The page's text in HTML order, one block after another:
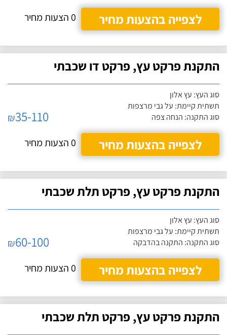
לצפייה בהצעות מחיר
0 הצעות מחיר
התקנת פרקט עץ, פרקט דו שכבתי
סוג העץ: עץ אלון
תשתית קיימת: על גבי מרצפות
סוג התקנה: הנחה צפה
₪35-110
לצפייה בהצעות מחיר
0 הצעות מחיר
התקנת פרקט עץ, פרקט תלת שכבתי
סוג העץ: עץ אלון
תשתית קיימת: על גבי מרצפות
סוג התקנה: התקנה בהדבקה
₪60-100
לצפייה בהצעות מחיר
0 הצעות מחיר
התקנת פרקט עץ, פרקט תלת שכבתי